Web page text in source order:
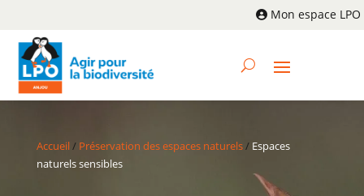
Mon espace LPO
Accueil/ Préservation des espaces naturels/ Espaces
naturels sensibles